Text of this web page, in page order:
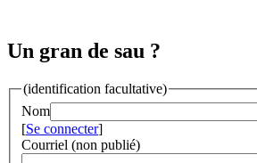
Un gran de sau ?
(identification facultative)
Nom
[Se connecter]
Courriel (non publié)